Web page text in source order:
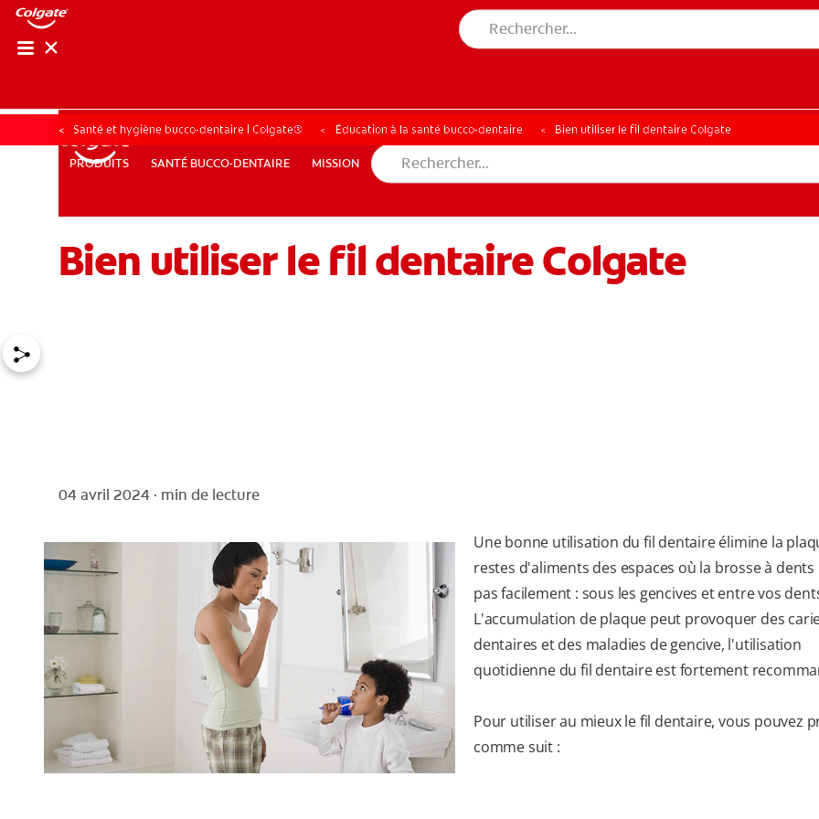
PRODUITS SANTÉ BUCCO-DENTAIRE MISSION
POUR LES PROFESSIONNELS CH (FR)
PRODUITS SANTÉ BUCCO-DENTAIRE MISSION
Santé et hygiène bucco-dentaire | Colgate® Éducation à la santé bucco-dentaire Bien utiliser le fil dentaire Colgate
Bien utiliser le fil dentaire Colgate
04 avril 2024 · min de lecture
Une bonne utilisation du fil dentaire élimine la
restes d'aliments des espaces où la brosse à dents
pas facilement : sous les gencives et entre vos
L'accumulation de plaque peut provoquer des
dentaires et des maladies de gencive, l'utilisation
quotidienne du fil dentaire est fortement
Pour utiliser au mieux le fil dentaire, vous pouvez
comme suit :